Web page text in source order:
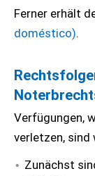
Ferner erhält
doméstico).
Verfügungen,
verletzen,
Zunächst